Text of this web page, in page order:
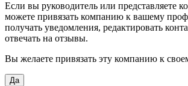
Если вы руководитель или представляете
можете привязать компанию к вашему
получать уведомления, редактировать
отвечать на отзывы.
Вы желаете привязать эту компанию к
Да